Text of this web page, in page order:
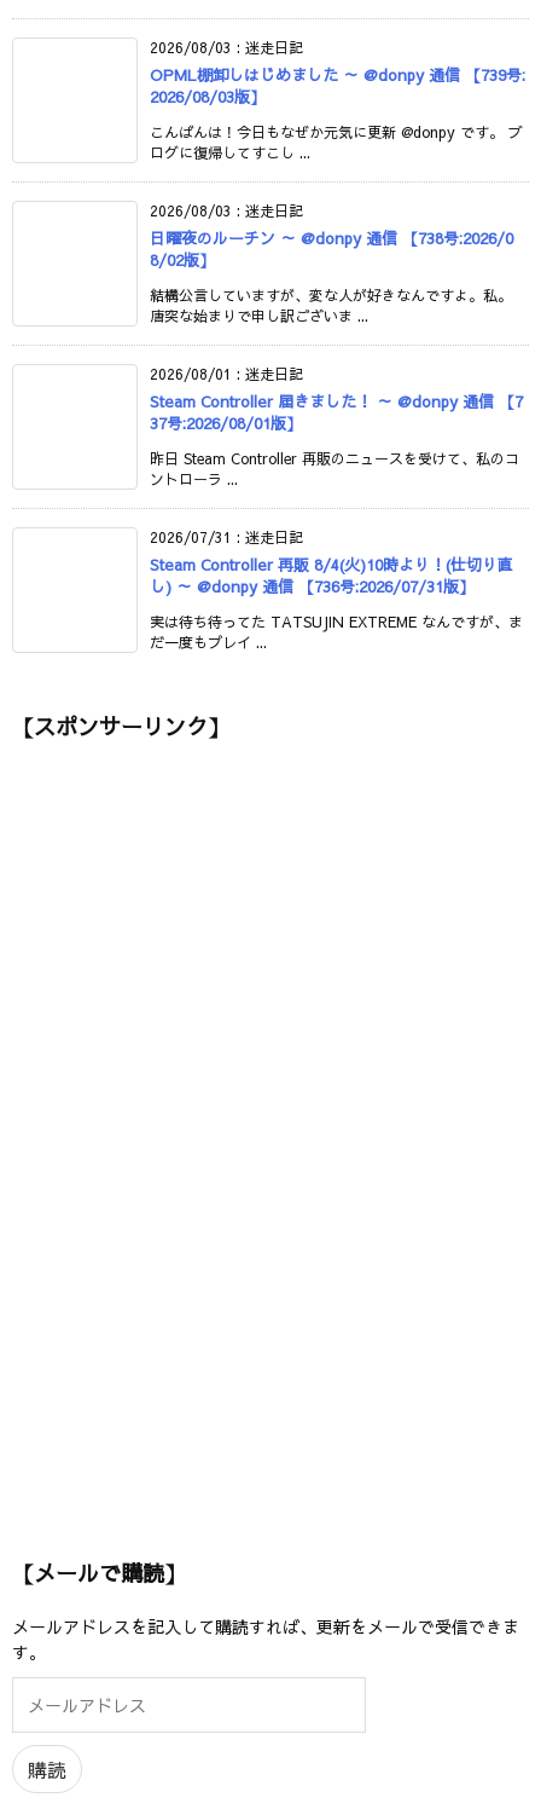
2026/08/03 : 迷走日記
OPML棚卸しはじめました ～ @donpy 通信 【739号:
2026/08/03版】
こんばんは！今日もなぜか元気に更新 @donpy です。 ブ
ログに復帰してすこし ...
2026/08/03 : 迷走日記
日曜夜のルーチン ～ @donpy 通信 【738号:2026/0
8/02版】
結構公言していますが、変な人が好きなんですよ。私。
唐突な始まりで申し訳ございま ...
2026/08/01 : 迷走日記
Steam Controller 届きました！ ～ @donpy 通信 【7
37号:2026/08/01版】
昨日 Steam Controller 再販のニュースを受けて、私のコ
ントローラ ...
2026/07/31 : 迷走日記
Steam Controller 再販 8/4(火)10時より！(仕切り直
し) ～ @donpy 通信 【736号:2026/07/31版】
実は待ち待ってた TATSUJIN EXTREME なんですが、ま
だ一度もプレイ ...
【スポンサーリンク】
【メールで購読】
メールアドレスを記入して購読すれば、更新をメールで受信できま
す。
ル
ア
ド
購読